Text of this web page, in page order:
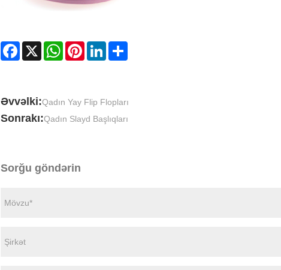
Facebook
X WhatsAppPinterestLinkedInShare
Əvvəlki:Qadın Yay Flip Flopları
Sonrakı:Qadın Slayd Başlıqları
Sorğu göndərin